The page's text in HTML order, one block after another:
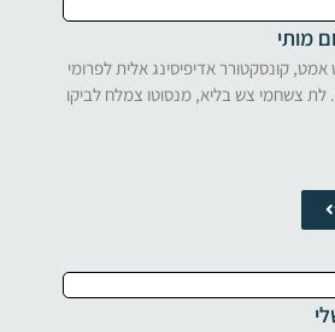
מותי
אמט, קונסקטורר אדיפיסינג אלית לפרומי
לת צשחמי צש בליא, מנסוטו צמלח לביקו